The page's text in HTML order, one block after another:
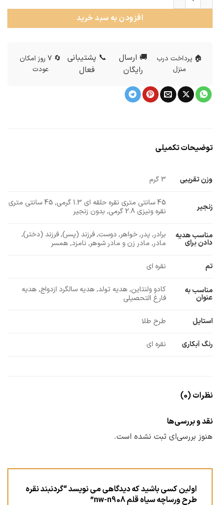
افزودن به سبد خرید
🏠 پرداخت درب
منزل
🚚 ارسال
رایگان
📞 پشتیبانی
فعال
🔄 7 روز امکان
عودت
توضیحات تکمیلی
وزن تقریبی 3 گرم
زنجیر
45 سانتی متری نقره حلقه ای 1.3 گرمی, 45 سانتی متری
نقره ونیزی 2.8 گرمی, بدون زنجیر
مناسب هدیه
دادن برای
برادر, پدر, خواهر, دوست, فرزند (پسر), فرزند (دختر),
مادر, مادر زن و مادر شوهر, نامزد, همسر
تم نقره ای
مناسب به
عنوان
کادو ولنتاین, هدیه تولد, هدیه سالگرد ازدواج, هدیه
فارغ التحصیلی
استایل طرح طلا
رنگ آبکاری نقره ای
نظرات (0)
نقد و بررسی‌ها
هنوز بررسی‌ای ثبت نشده است.
اولین کسی باشید که دیدگاهی می نویسد “گردنبند نقره
طرح ورساچه سیاه قلم nw-n908”